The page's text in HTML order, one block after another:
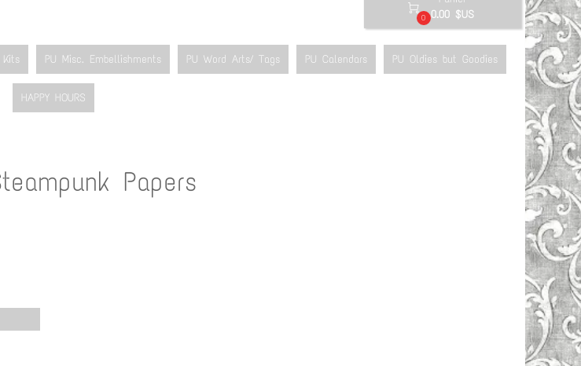

0 0.00 $US
Kits PU Misc. Embellishments PU Word Arts/ Tags PU Calendars PU Oldies but Goodies
HAPPY HOURS
Papers